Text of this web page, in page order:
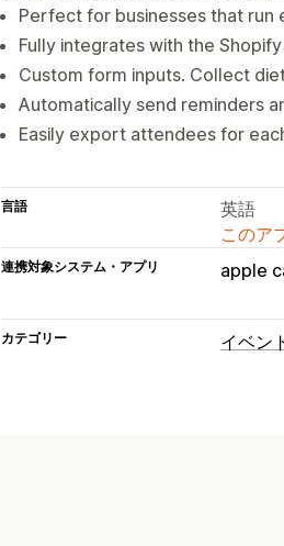
Perfect for businesses that run
Fully integrates with the
Custom form inputs. Collect
Automatically send reminders
Easily export attendees for
言語
英語
このア
連携対象システム・アプリ apple
カテゴリー イベン